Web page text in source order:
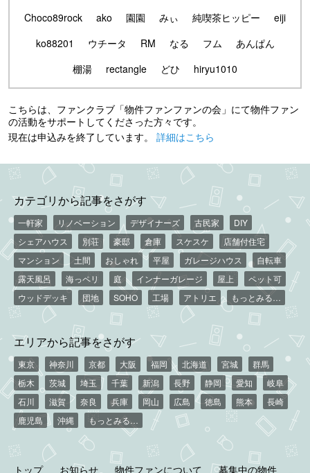
Choco89rock
ako 園園 みぃ 純喫茶ヒッピー
eiji
ko88201
ウチータ RM なる フム
あんぱん
棚湯
rectangle どひ hiryu1010
こちらは、ファンクラブ「物件ファンファンの会」にて物件ファン
の活動をサポートしてくださった方々です。
現在は申込みを終了しています。 詳細はこちら
カテゴリから記事をさがす
一軒家 リノベーション デザイナーズ 古民家
DIY
シェアハウス
別荘 豪邸 倉庫 スケスケ
店舗付住宅
マンション
土間 おしゃれ 平屋 ガレージハウス
自転車
露天風呂
海っペリ 庭 インナーガレージ 屋上
ペット可
ウッドデッキ
団地 SOHO 工場 アトリエ もっとみる…
エリアから記事をさがす
東京 神奈川 京都 大阪 福岡 北海道 宮城
群馬
栃木
茨城 埼玉 千葉 新潟 長野 静岡 愛知
岐阜
石川
滋賀 奈良 兵庫 岡山 広島 徳島 熊本
長崎
鹿児島
沖縄 もっとみる…
トップ お知らせ 物件ファンについて
募集中の物件